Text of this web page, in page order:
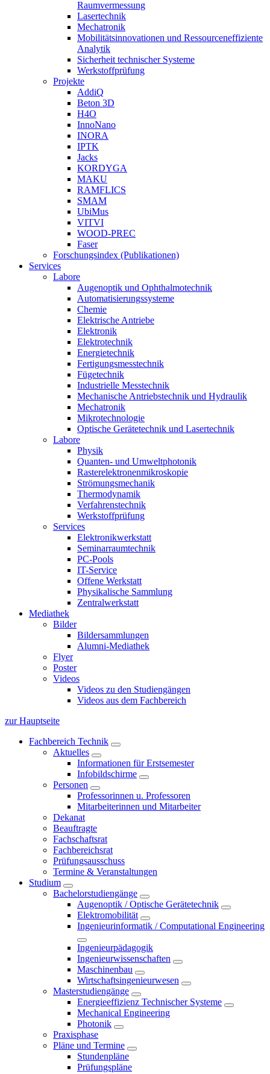
Raumvermessung
Lasertechnik
Mechatronik
Mobilitätsinnovationen und Ressourceneffiziente
Analytik
Sicherheit technischer Systeme
Werkstoffprüfung
Projekte
AddiQ
Beton 3D
H4O
InnoNano
INORA
IPTK
Jacks
KORDYGA
MAKU
RAMFLICS
SMAM
UbiMus
VITVI
WOOD-PREC
Faser
Forschungsindex (Publikationen)
Services
Labore
Augenoptik und Ophthalmotechnik
Automatisierungssysteme
Chemie
Elektrische Antriebe
Elektronik
Elektrotechnik
Energietechnik
Fertigungsmesstechnik
Fügetechnik
Industrielle Messtechnik
Mechanische Antriebstechnik und Hydraulik
Mechatronik
Mikrotechnologie
Optische Gerätetechnik und Lasertechnik
Labore
Physik
Quanten- und Umweltphotonik
Rasterelektronenmikroskopie
Strömungsmechanik
Thermodynamik
Verfahrenstechnik
Werkstoffprüfung
Services
Elektronikwerkstatt
Seminarraumtechnik
PC-Pools
IT-Service
Offene Werkstatt
Physikalische Sammlung
Zentralwerkstatt
Mediathek
Bilder
Bildersammlungen
Alumni-Mediathek
Flyer
Poster
Videos
Videos zu den Studiengängen
Videos aus dem Fachbereich
zur Hauptseite
Fachbereich Technik
Aktuelles
Informationen für Erstsemester
Infobildschirme
Personen
Professorinnen u. Professoren
Mitarbeiterinnen und Mitarbeiter
Dekanat
Beauftragte
Fachschaftsrat
Fachbereichsrat
Prüfungsausschuss
Termine & Veranstaltungen
Studium
Bachelorstudiengänge
Augenoptik / Optische Gerätetechnik
Elektromobilität
Ingenieurinformatik / Computational Engineering
Ingenieurpädagogik
Ingenieurwissenschaften
Maschinenbau
Wirtschaftsingenieurwesen
Masterstudiengänge
Energieeffizienz Technischer Systeme
Mechanical Engineering
Photonik
Praxisphase
Pläne und Termine
Stundenpläne
Prüfungspläne